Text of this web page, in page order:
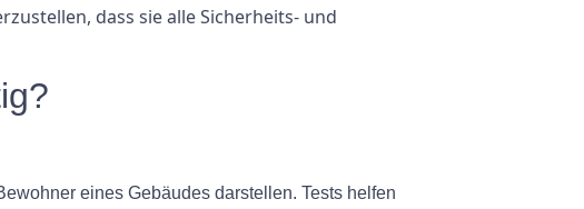
dass sie alle Sicherheits- und
eines Gebäudes darstellen. Tests helfen